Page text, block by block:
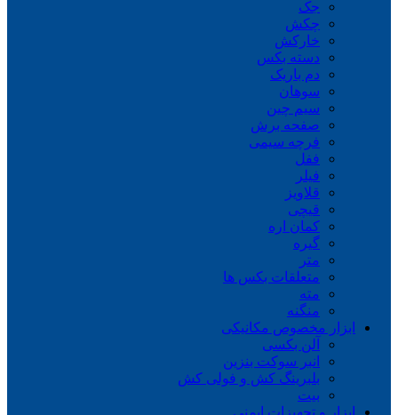
جک
چکش
خارکش
دسته بکس
دم باریک
سوهان
سیم چین
صفحه برش
فرچه سیمی
ففل
فیلر
قلاویز
قیچی
کمان اره
گیره
متر
متعلقات بکس ها
مته
منگنه
ابزار مخصوص مکانیکی
آلن بکسی
انبر سوکت بنزین
بلبرینگ کش و فولی کش
بیت
ابزار و تجهیزات ایمنی